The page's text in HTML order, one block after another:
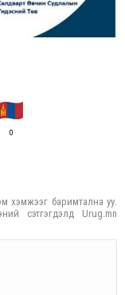
0
хэмжээг баримтална уу.
сэтгэгдэлд Urug.mn